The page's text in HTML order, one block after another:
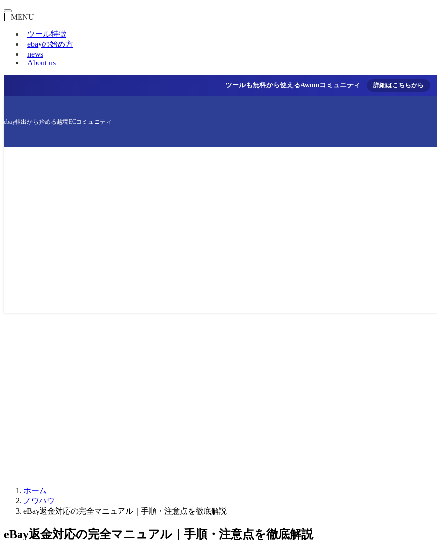
MENU
ツール特徴
ebayの始め方
news
About us
ツールも無料から使えるAwiiinコミュニティ 詳細はこちらから
ebay輸出から始める越境ECコミュニティ
ホーム
ノウハウ
eBay返金対応の完全マニュアル｜手順・注意点を徹底解説
eBay返金対応の完全マニュアル｜手順・注意点を徹底解説